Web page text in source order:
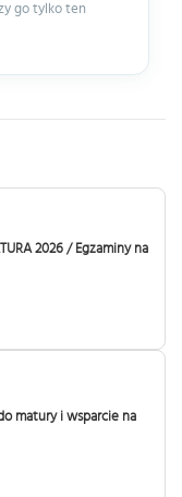
go tylko ten
2026 / Egzaminy na
matury i wsparcie na